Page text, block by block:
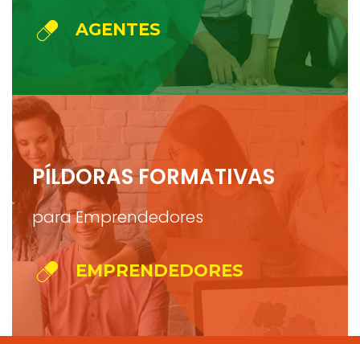
AGENTES
PÍLDORAS FORMATIVAS
para Emprendedores
EMPRENDEDORES